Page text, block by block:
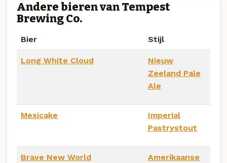
Andere bieren van Tempest
Brewing Co.
Bier Stijl
Long White Cloud
Nieuw
Zeeland Pale
Ale
Mexicake
Imperial
Pastrystout
Brave New World
Amerikaanse